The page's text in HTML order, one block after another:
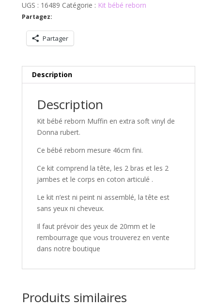
UGS : 16489 Catégorie : Kit bébé reborn
Partagez:
Partager
Description
Description
Kit bébé reborn Muffin en extra soft vinyl de
Donna rubert.
Ce bébé reborn mesure 46cm fini.
Ce kit comprend la tête, les 2 bras et les 2
jambes et le corps en coton articulé .
Le kit n’est ni peint ni assemblé, la tête est
sans yeux ni cheveux.
Il faut prévoir des yeux de 20mm et le
rembourrage que vous trouverez en vente
dans notre boutique
Produits similaires